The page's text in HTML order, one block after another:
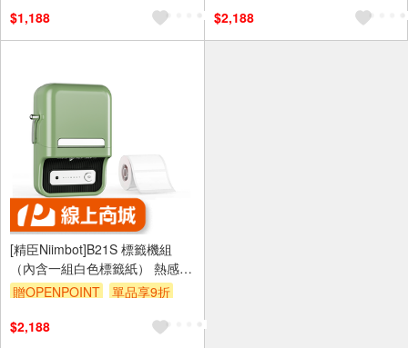
$1,188
$2,188
[精臣Niimbot]B21S 標籤機組
（內含一組白色標籤紙） 熱感應
標籤機—綠色
贈OPENPOINT
單品享9折
$2,188